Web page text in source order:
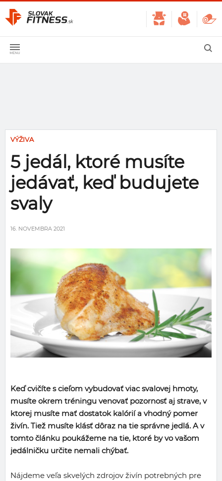
VÝŽIVA
5 jedál, ktoré musíte
jedávať, keď budujete
svaly
16. NOVEMBRA 2021
Keď cvičíte s cieľom vybudovať viac svalovej hmoty,
musíte okrem tréningu venovať pozornosť aj strave, v
ktorej musíte mať dostatok kalórií a vhodný pomer
živín. Tiež musíte klásť dôraz na tie správne jedlá. A v
tomto článku poukážeme na tie, ktoré by vo vašom
jedálničku určite nemali chýbať.
Nájdeme veľa skvelých zdrojov živín potrebných pre